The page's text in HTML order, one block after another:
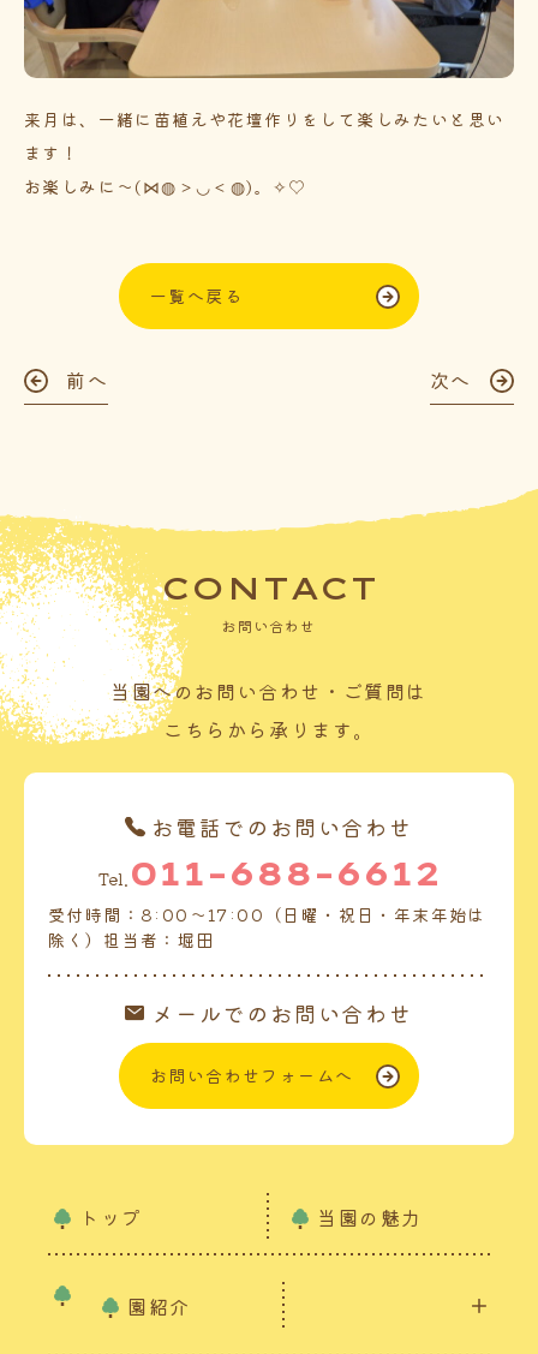
来月は、一緒に苗植えや花壇作りをして楽しみたいと思い
ます！
お楽しみに～(⋈◍＞◡＜◍)。✧♡
一覧へ戻る
前へ 次へ
CONTACT
お問い合わせ
当園へのお問い合わせ・ご質問は
こちらから承ります。
お電話でのお問い合わせ
Tel. 011-688-6612
受付時間：8:00～17:00（日曜・祝日・年末年始は
除く）担当者：堀田
メールでのお問い合わせ
お問い合わせフォームへ
トップ 当園の魅力
園紹介